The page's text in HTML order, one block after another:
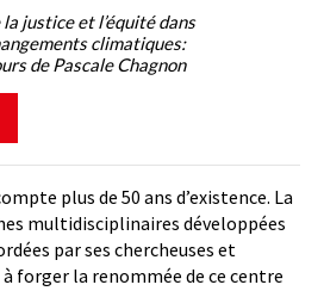
justice et l’équité dans
climatiques:
de Pascale Chagnon
plus de 50 ans d’existence. La
multidisciplinaires développées
par ses chercheuses et
forger la renommée de ce centre